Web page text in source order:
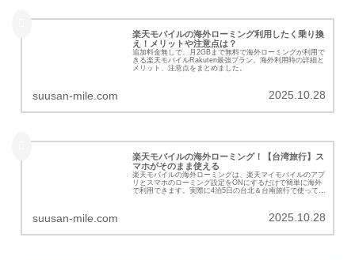
楽天モバイルの海外ローミング利用したく乗り換
え！メリットや注意点は？
追加料金無しで、月2GBまで無料で海外ローミングが利用で
きる楽天モバイルRakuten最強プラン。海外利用時の詳細と
メリット、注意点をまとめました。
suusan-mile.com 2025.10.28
楽天モバイルの海外ローミング！【台湾旅行】ス
マホがそのまま使える
楽天モバイルの海外ローミングは、楽天マイモバイルのアプ
リとスマホのローミング設定をONにするだけで簡単に海外
で利用できます。実際に4泊5日の台北＆台南旅行で使ってみ
suusan-mile.com 2025.10.28